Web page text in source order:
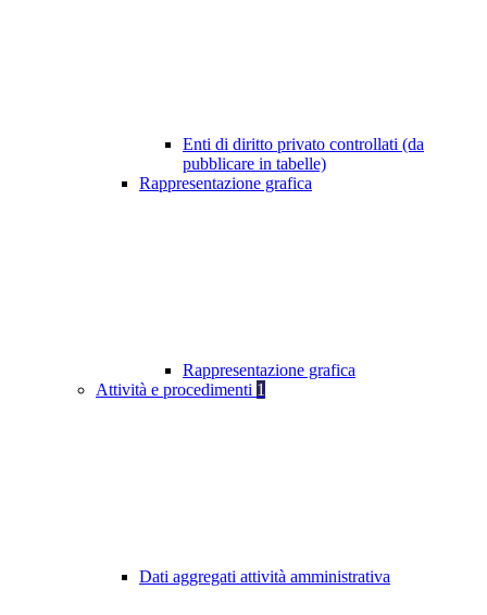
Enti di diritto privato controllati (da
pubblicare in tabelle)
Rappresentazione grafica
Rappresentazione grafica
Attività e procedimenti 1
Dati aggregati attività amministrativa